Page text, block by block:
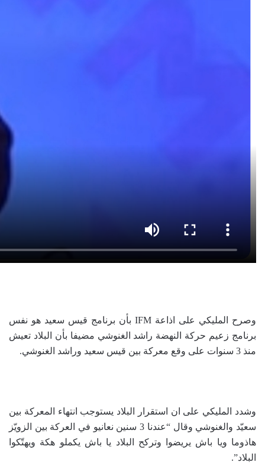
وصرح المليكي على اذاعة IFM بأن برنامج قيس سعيد هو نفس
برنامج زعيم حركة النهضة راشد الغنوشي مضيفا بأن البلاد تعيش
منذ 3 سنوات على وقع معركة بين قيس سعيد وراشد الغنوشي.
وشدد المليكي على ان استقرار البلاد يستوجب انتهاء المعركة بين
سعيّد والغنوشي وقال “عندنا 3 سنين نعانيو في العركة بين الزويّز
هاذوما ويا باش يريضوا وتركح البلاد يا باش يكملو هكة ويهتّكوا
البلاد”.